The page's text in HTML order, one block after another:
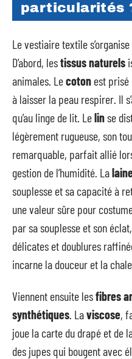
particularités
Le vestiaire textile
D’abord, lestissus naturels
animales. Lecoton est
à laisser la peau respirer. Il
qu’au linge de lit. Lelinse
légèrement rugueuse, son
remarquable, parfait allié
gestion de l’humidité. La
souplesse et sa capacité à
une valeur sûre pour
par sa souplesse et son
délicates et doublures
incarne la douceur et la
Viennent ensuite lesfibres
synthétiques. Laviscose,
joue la carte du drapé et de
des jupes qui bougent avec